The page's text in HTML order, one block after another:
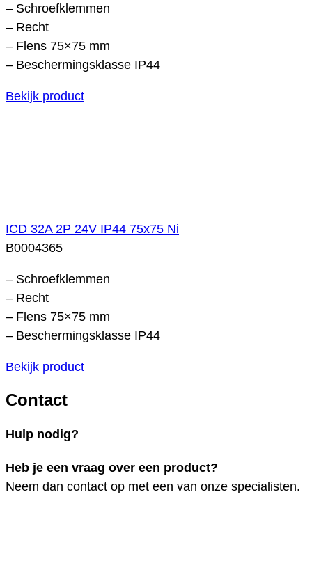
– Schroefklemmen
– Recht
– Flens 75×75 mm
– Beschermingsklasse IP44
Bekijk product
ICD 32A 2P 24V IP44 75x75 Ni
B0004365
– Schroefklemmen
– Recht
– Flens 75×75 mm
– Beschermingsklasse IP44
Bekijk product
Contact
Hulp nodig?
Heb je een vraag over een product?
Neem dan contact op met een van onze specialisten.